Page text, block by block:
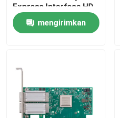
Produk
Tur Pabrik
Express Interface HD
DP DisplayPort Output
8GB Video Memo
mengirimkan